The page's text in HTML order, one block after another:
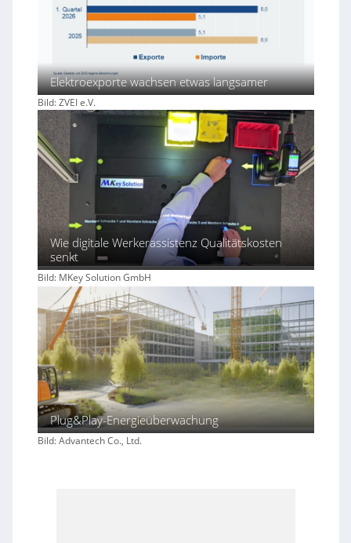
Elektroexporte wachsen etwas langsamer
Bild: ZVEI e.V.
Wie digitale Werkerassistenz Qualitätskosten
senkt
Bild: MKey Solution GmbH
Plug&Play-Energieüberwachung
Bild: Advantech Co., Ltd.